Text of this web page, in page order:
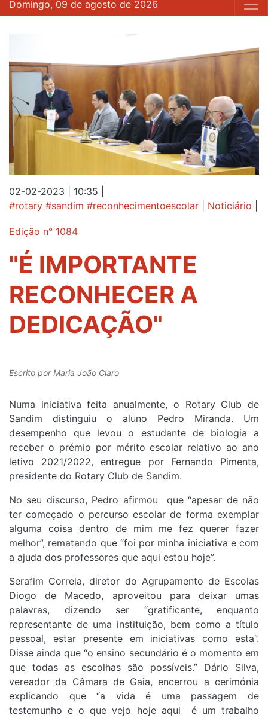
Domingo, 09 de agosto de 2026
02-02-2023 | 10:35
#rotary #sandim #reconhecimentoescolar
Noticiário
Edição n° 1084
"É IMPORTANTE
RECONHECER A
DEDICAÇÃO"
Escrito porMaria João Claro
Numa iniciativa feita anualmente, o Rotary Club de
Sandim distinguiu o aluno Pedro Miranda. Um
desempenho que levou o estudante de biologia a
receber o prémio por mérito escolar relativo ao ano
letivo 2021/2022, entregue por Fernando Pimenta,
presidente do Rotary Club de Sandim.
No seu discurso, Pedro afirmou que “apesar de não
ter começado o percurso escolar de forma exemplar
alguma coisa dentro de mim me fez querer fazer
melhor”, rematando que “foi por minha iniciativa e com
a ajuda dos professores que aqui estou hoje”.
Serafim Correia, diretor do Agrupamento de Escolas
Diogo de Macedo, aproveitou para deixar umas
palavras, dizendo ser “gratificante, enquanto
representante de uma instituição, bem como a título
pessoal, estar presente em iniciativas como esta”.
Disse ainda que “o ensino secundário é o momento em
que todas as escolhas são possíveis.” Dário Silva,
vereador da Câmara de Gaia, encerrou a cerimónia
explicando que “a vida é uma passagem de
testemunho e o que vejo hoje aqui é um trabalho